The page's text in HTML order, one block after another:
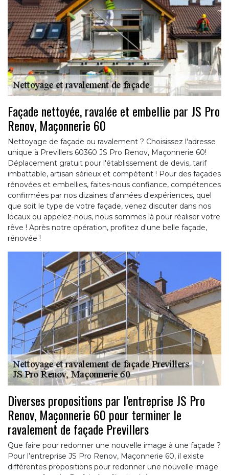
Façade nettoyée, ravalée et embellie par JS Pro
Renov, Maçonnerie 60
Nettoyage de façade ou ravalement ? Choisissez l'adresse
unique à Previllers 60360 JS Pro Renov, Maçonnerie 60!
Déplacement gratuit pour l'établissement de devis, tarif
imbattable, artisan sérieux et compétent ! Pour des façades
rénovées et embellies, faites-nous confiance, compétences
confirmées par nos dizaines d'années d'expériences, quel
que soit le type de votre façade, venez discuter dans nos
locaux ou appelez-nous, nous sommes là pour réaliser votre
rêve ! Après notre opération, profitez d'une belle façade,
rénovée !
Diverses propositions par l’entreprise JS Pro
Renov, Maçonnerie 60 pour terminer le
ravalement de façade Previllers
Que faire pour redonner une nouvelle image à une façade ?
Pour l’entreprise JS Pro Renov, Maçonnerie 60, il existe
différentes propositions pour redonner une nouvelle image